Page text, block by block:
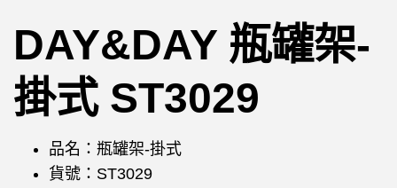
DAY&DAY 瓶罐架-
掛式 ST3029
品名：瓶罐架-掛式
貨號：ST3029